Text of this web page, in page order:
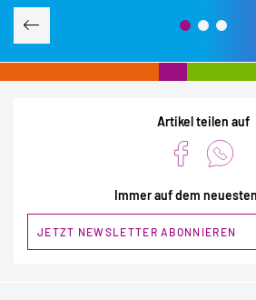
Artikel teilen auf
Immer auf dem
JETZT NEWSLETTER ABONNIEREN